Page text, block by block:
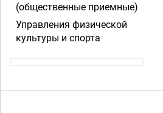
(общественные приемные)
Управления физической
культуры и спорта